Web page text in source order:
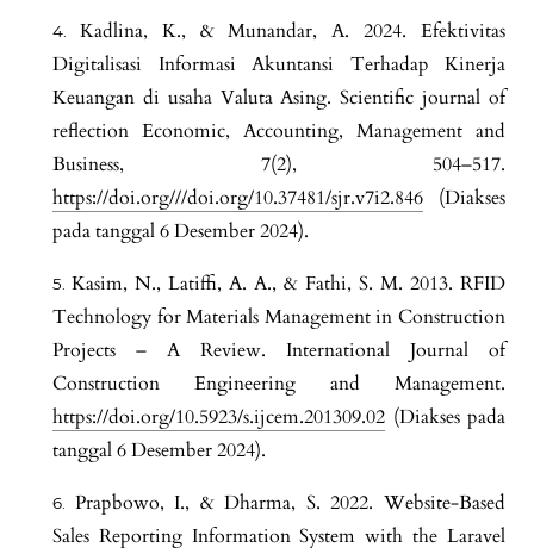
Kadlina, K., & Munandar, A. 2024. Efektivitas
Digitalisasi Informasi Akuntansi Terhadap Kinerja
Keuangan di usaha Valuta Asing. Scientific journal of
reflection Economic, Accounting, Management and
Business, 7(2), 504–517.
https://doi.org///doi.org/10.37481/sjr.v7i2.846 (Diakses
pada tanggal 6 Desember 2024).
Kasim, N., Latiffi, A. A., & Fathi, S. M. 2013. RFID
Technology for Materials Management in Construction
Projects – A Review. International Journal of
Construction Engineering and Management.
https://doi.org/10.5923/s.ijcem.201309.02 (Diakses pada
tanggal 6 Desember 2024).
Prapbowo, I., & Dharma, S. 2022. Website-Based
Sales Reporting Information System with the Laravel